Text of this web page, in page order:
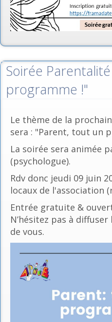
Soirée
programme !"
Le thème de la
sera : "Parent, tout un
La soirée sera animée
(psychologue).
Rdv donc jeudi 09 juin
locaux de l'association
Entrée gratuite &
N’hésitez pas à
de vous.